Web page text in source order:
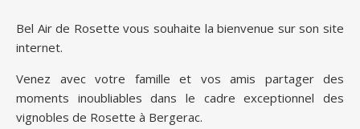
Bel Air de Rosette vous souhaite la bienvenue sur son site
internet.
Venez avec votre famille et vos amis partager des
moments inoubliables dans le cadre exceptionnel des
vignobles de Rosette à Bergerac.